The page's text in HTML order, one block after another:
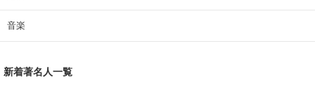
音楽
新着著名人一覧